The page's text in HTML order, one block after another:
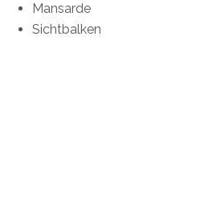
Mansarde
Sichtbalken